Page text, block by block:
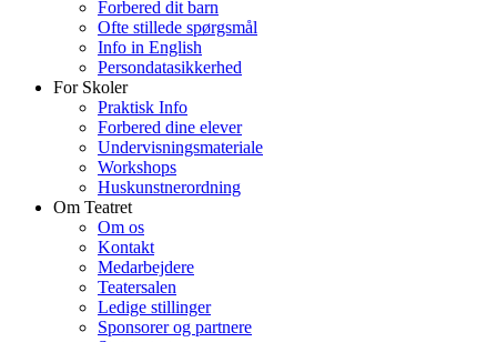
Forbered dit barn
Ofte stillede spørgsmål
Info in English
Persondatasikkerhed
For Skoler
Praktisk Info
Forbered dine elever
Undervisningsmateriale
Workshops
Huskunstnerordning
Om Teatret
Om os
Kontakt
Medarbejdere
Teatersalen
Ledige stillinger
Sponsorer og partnere